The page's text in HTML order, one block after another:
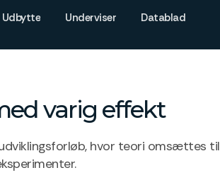
Udbytte Underviser Datablad
varig effekt
hvor teori omsættes til